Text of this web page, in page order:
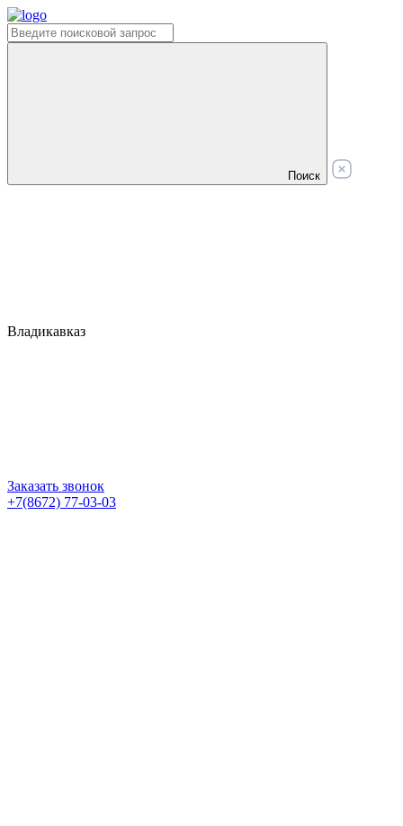
Поиск
Владикавказ
Заказать звонок
+7(8672) 77-03-03